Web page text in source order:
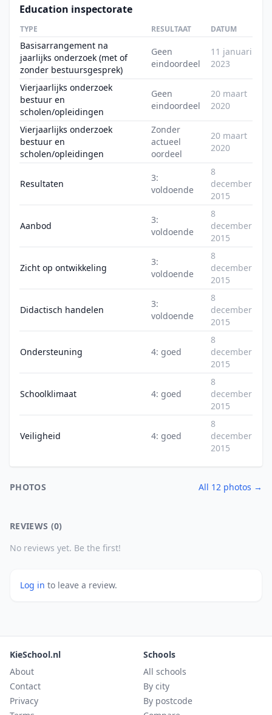
Education inspectorate
TYPE RESULTAAT DATUM
Basisarrangement na
jaarlijks onderzoek (met of
zonder bestuursgesprek)
Geen
eindoordeel
11 januari
2023
Vierjaarlijks onderzoek
bestuur en
scholen/opleidingen
Geen
eindoordeel
20 maart
2020
Vierjaarlijks onderzoek
bestuur en
scholen/opleidingen
Zonder
actueel
oordeel
20 maart
2020
Resultaten
3:
voldoende
8
december
2015
Aanbod
3:
voldoende
8
december
2015
Zicht op ontwikkeling
3:
voldoende
8
december
2015
Didactisch handelen
3:
voldoende
8
december
2015
Ondersteuning 4: goed
8
december
2015
Schoolklimaat 4: goed
8
december
2015
Veiligheid 4: goed
8
december
2015
PHOTOS All 12 photos →
REVIEWS (0)
No reviews yet. Be the first!
Log in to leave a review.
KieSchool.nl
About
Contact
Privacy
Schools
All schools
By city
By postcode